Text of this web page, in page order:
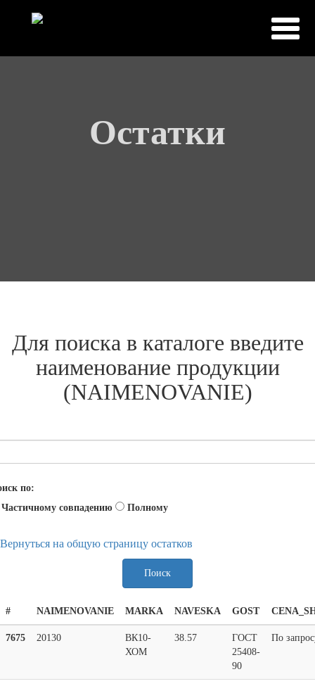
Остатки
Для поиска в каталоге введите
наименование продукции
(NAIMENOVANIE)
по:
совпадению
Полному
Вернуться на общую страницу остатков
Поиск
# NAIMENOVANIE MARKA NAVESKA GOST
7675 20130
ВК10-
ХОМ
38.57
ГОСТ
25408-
90
По